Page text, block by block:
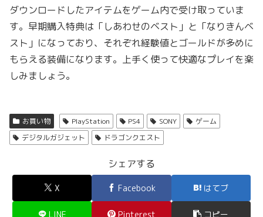
ダウンロードしたアイテムをゲーム内で受け取っていま
す。早期購入特典は「しあわせのベスト」と「なりきんベ
スト」になっており、それぞれ経験値とゴールドが多めに
もらえる装備になります。上手く使って快適なプレイを楽
しみましょう。
お買い物 PlayStation PS4 SONY
ゲーム
デジタルガジェット
ドラゴンクエスト
シェアする
X Facebook はてブ
LINE Pinterest コピー